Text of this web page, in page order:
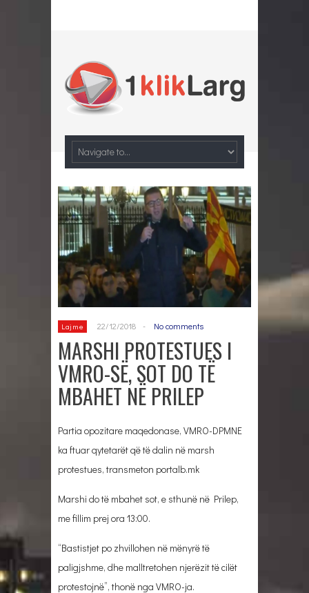
Lajme 22/12/2018 - No comments
MARSHI PROTESTUES I
VMRO-SË, SOT DO TË
MBAHET NË PRILEP
Partia opozitare maqedonase, VMRO-DPMNE
ka ftuar qytetarët që të dalin në marsh
protestues, transmeton portalb.mk
Marshi do të mbahet sot, e sthunë në Prilep,
me fillim prej ora 13:00.
“Bastistjet po zhvillohen në mënyrë të
paligjshme, dhe malltretohen njerëzit të cilët
protestojnë”, thonë nga VMRO-ja.